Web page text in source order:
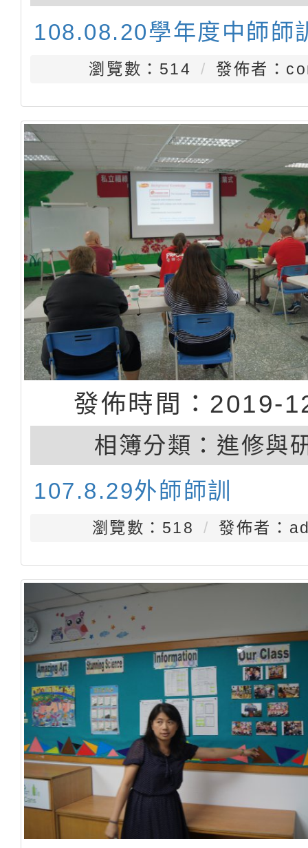
108.08.20學年度中師師
瀏覽數：514 發佈者：
發佈時間：2019-
相簿分類： 進修與
107.8.29外師師訓
瀏覽數：518 發佈者：